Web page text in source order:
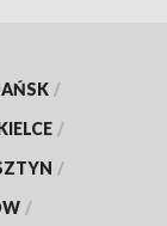
/
/
/
/